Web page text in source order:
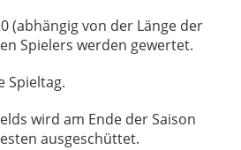
(abhängig von der Länge der
Spielers werden gewertet.
Spieltag.
wird am Ende der Saison
ausgeschüttet.